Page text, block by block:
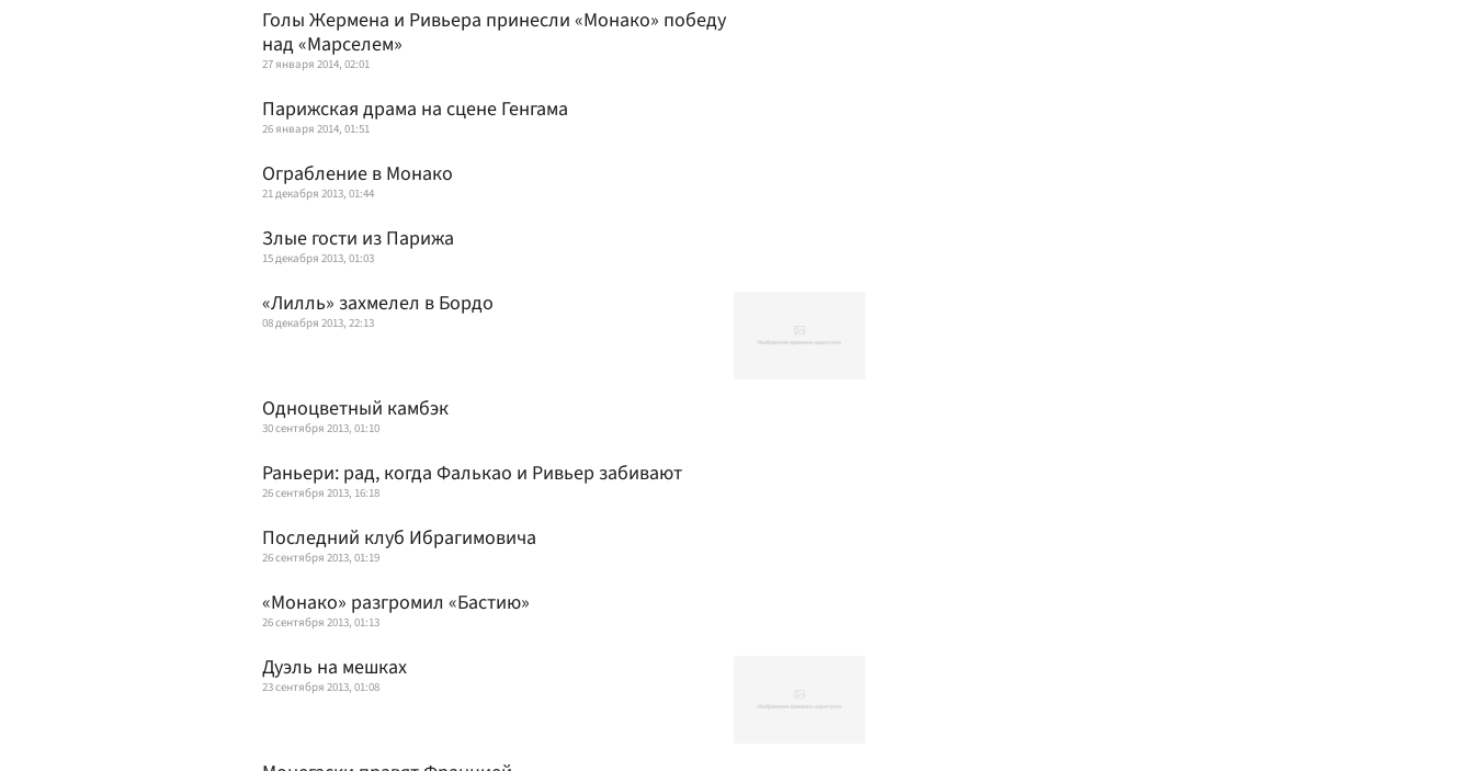
Голы Жермена и Ривьера принесли «Монако» победу
над «Марселем»
27 января 2014, 02:01
Парижская драма на сцене Генгама
26 января 2014, 01:51
Ограбление в Монако
21 декабря 2013, 01:44
Злые гости из Парижа
15 декабря 2013, 01:03
«Лилль» захмелел в Бордо
08 декабря 2013, 22:13
Одноцветный камбэк
30 сентября 2013, 01:10
Раньери: рад, когда Фалькао и Ривьер забивают
26 сентября 2013, 16:18
Последний клуб Ибрагимовича
26 сентября 2013, 01:19
«Монако» разгромил «Бастию»
26 сентября 2013, 01:13
Дуэль на мешках
23 сентября 2013, 01:08